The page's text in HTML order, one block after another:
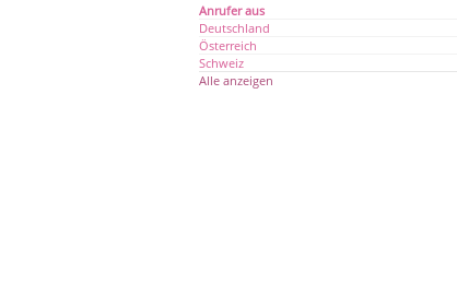
Anrufer aus
Deutschland
Österreich
Schweiz
Alle anzeigen